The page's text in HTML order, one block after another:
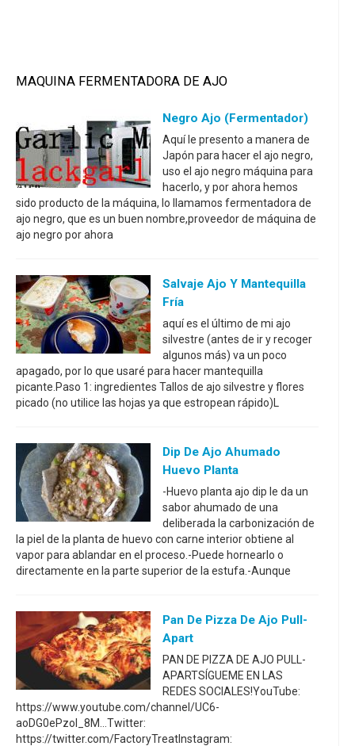
MAQUINA FERMENTADORA DE AJO
Negro Ajo (fermentador)
Aquí le presento a manera de
Japón para hacer el ajo negro,
uso el ajo negro máquina para
hacerlo, y por ahora hemos
sido producto de la máquina, lo llamamos fermentadora de
ajo negro, que es un buen nombre,proveedor de máquina de
ajo negro por ahora
Salvaje Ajo Y Mantequilla
Fría
aquí es el último de mi ajo
silvestre (antes de ir y recoger
algunos más) va un poco
apagado, por lo que usaré para hacer mantequilla
picante.Paso 1: ingredientes Tallos de ajo silvestre y flores
picado (no utilice las hojas ya que estropean rápido)L
Dip De Ajo Ahumado
Huevo Planta
-Huevo planta ajo dip le da un
sabor ahumado de una
deliberada la carbonización de
la piel de la planta de huevo con carne interior obtiene al
vapor para ablandar en el proceso.-Puede hornearlo o
directamente en la parte superior de la estufa.-Aunque
Pan De Pizza De Ajo Pull-
Apart
PAN DE PIZZA DE AJO PULL-
APARTSÍGUEME EN LAS
REDES SOCIALES!YouTube:
https://www.youtube.com/channel/UC6-
aoDG0ePzoI_8M...Twitter:
https://twitter.com/FactoryTreatInstagram: